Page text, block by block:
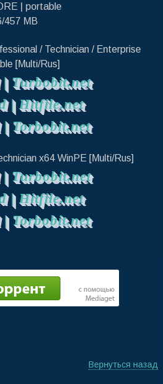
| portable
457 MB
/ Technician / Enterprise
[Multi/Rus]
Turbobit.net
| Hitfile.net
Torbobit.net
x64 WinPE [Multi/Rus]
Turbobit.net
| Hitfile.net
Torbobit.net
Вернуться назад